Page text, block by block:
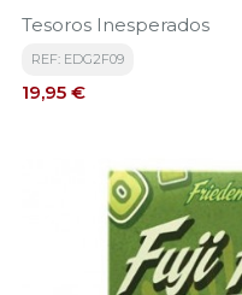
Tesoros Inesperados
REF: EDG2F09
Precio
19,95 €